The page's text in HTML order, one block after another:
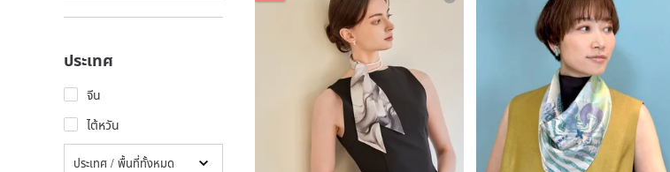
ประเทศ
จีน
ไต้หวัน
ประเทศ / พื้นที่ทั้งหมด